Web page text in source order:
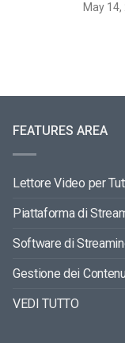
May 14,
FEATURES AREA
Lettore Video per
Piattaforma di
Software di
Gestione dei
VEDI TUTTO